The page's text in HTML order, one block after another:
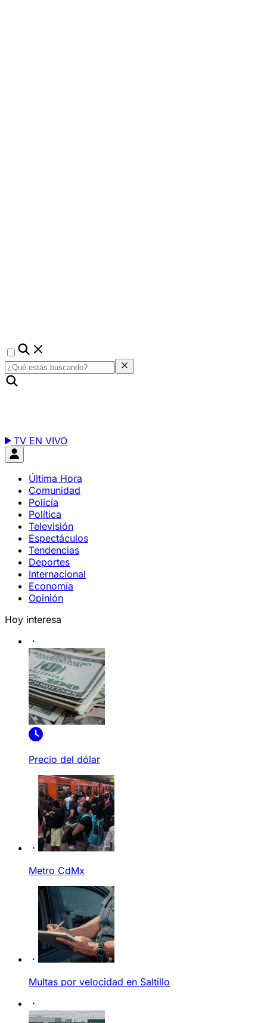
TV EN VIVO
Última Hora
Comunidad
Policía
Política
Televisión
Espectáculos
Tendencias
Deportes
Internacional
Economía
Opinión
Hoy interesa
Precio del dólar
Metro CdMx
Multas por velocidad en Saltillo